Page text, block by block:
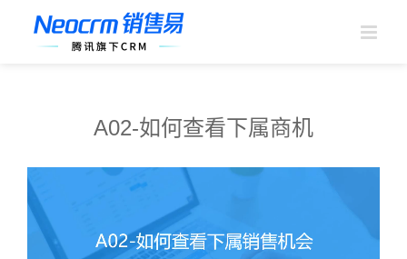
A02-如何查看下属商机